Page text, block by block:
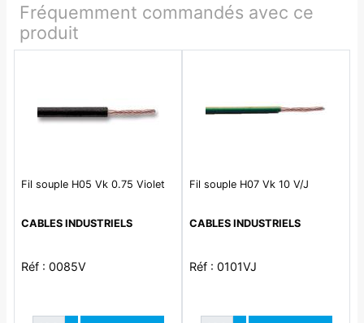
Fréquemment commandés avec ce
produit
Fil souple H05 Vk 0.75 Violet
CABLES INDUSTRIELS
Réf : 0085V
Fil souple H07 Vk 10 V/J
CABLES INDUSTRIELS
Réf : 0101VJ